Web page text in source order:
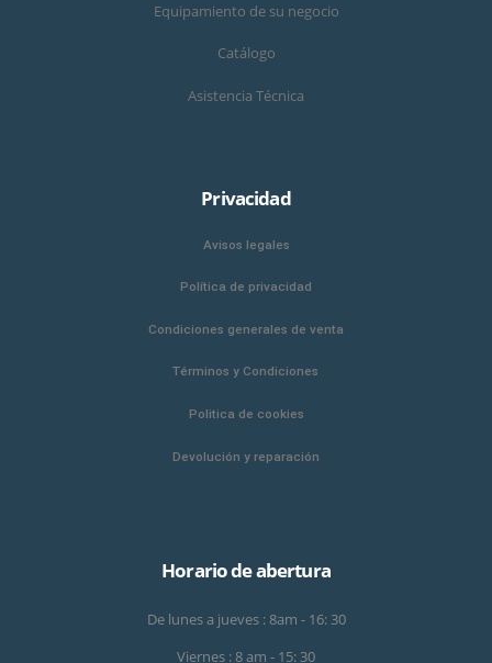
Equipamiento de su negocio
Catálogo
Asistencia Técnica
Privacidad
Avisos legales
Política de privacidad
Condiciones generales de venta
Términos y Condiciones
Politica de cookies
Devolución y reparación
Horario de abertura
De lunes a jueves : 8am - 16: 30
Viernes : 8 am - 15: 30